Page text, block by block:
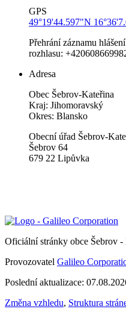
GPS
49°19'44.597"N
Přehrání záznamu
rozhlasu:
Adresa
Obec Šebrov-Kateřina
Kraj: Jihomoravský
Okres: Blansko
Obecní úřad Šebrov-
Šebrov 64
679 22 Lipůvka
Oficiální stránky obce Šebrov
Provozovatel Galileo
Poslední aktualizace:
Změna vzhledu, Struktura